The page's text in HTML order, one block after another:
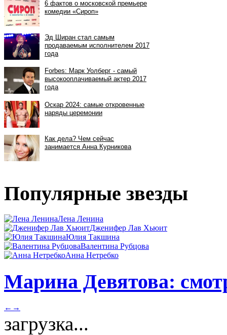
Популярные звезды
Лена Ленина
Дженифер Лав Хьюит
Юлия Такшина
Валентина Рубцова
Анна Нетребко
Марина Девятова:
← →
загрузка...